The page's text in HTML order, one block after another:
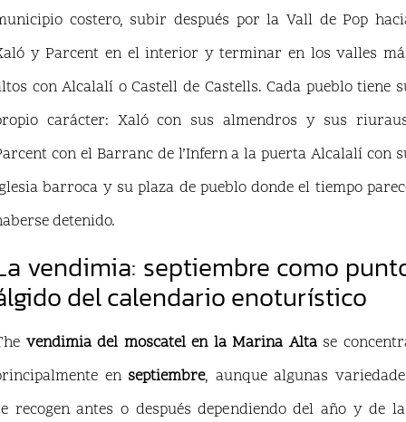
costero, subir después por la Vall de Pop
y Parcent en el interior y terminar en los valles
con Alcalalí o Castell de Castells. Cada pueblo tiene
carácter: Xaló con sus almendros y sus
con el Barranc de l’Infern a la puerta Alcalalí con
barroca y su plaza de pueblo donde el tiempo
detenido.
vendimia: septiembre como
del calendario enoturístico
vendimia del moscatel en la Marina Altase
en septiembre, aunque algunas
recogen antes o después dependiendo del año y de